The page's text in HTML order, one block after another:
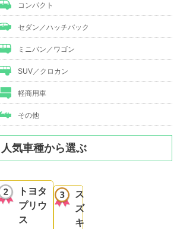
コンパクト
セダン／ハッチバック
ミニバン／ワゴン
SUV／クロカン
軽商用車
その他
人気車種から選ぶ
トヨタ
プリウ
ス
ス
ズ
キ